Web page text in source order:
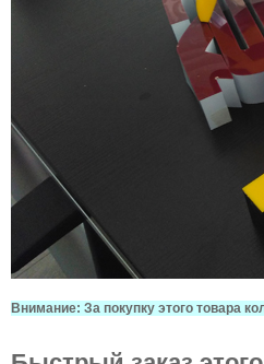
Внимание: За покупку этого товара